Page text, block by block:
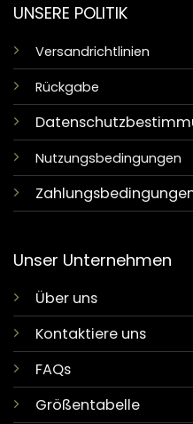
UNSERE POLITIK
Versandrichtlinien
Rückgabe
Nutzungsbedingungen
Unser Unternehmen
Über uns
Kontaktiere uns
FAQs
Größentabelle